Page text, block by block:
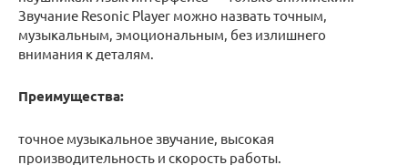
Звучание Resonic Player можно назвать точным,
музыкальным, эмоциональным, без излишнего
внимания к деталям.
Преимущества:
точное музыкальное звучание, высокая
производительность и скорость работы.